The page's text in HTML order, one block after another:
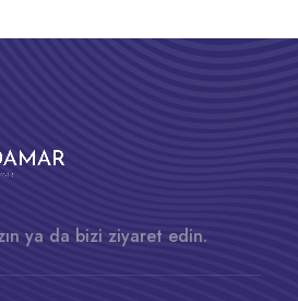
ya da bizi ziyaret edin.